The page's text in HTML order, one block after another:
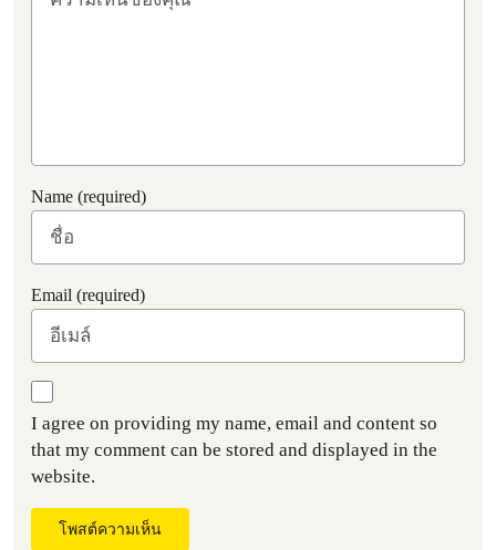
Name (required)
Email (required)
I agree on providing my name, email and content so
that my comment can be stored and displayed in the
website.
โพสต์ความเห็น